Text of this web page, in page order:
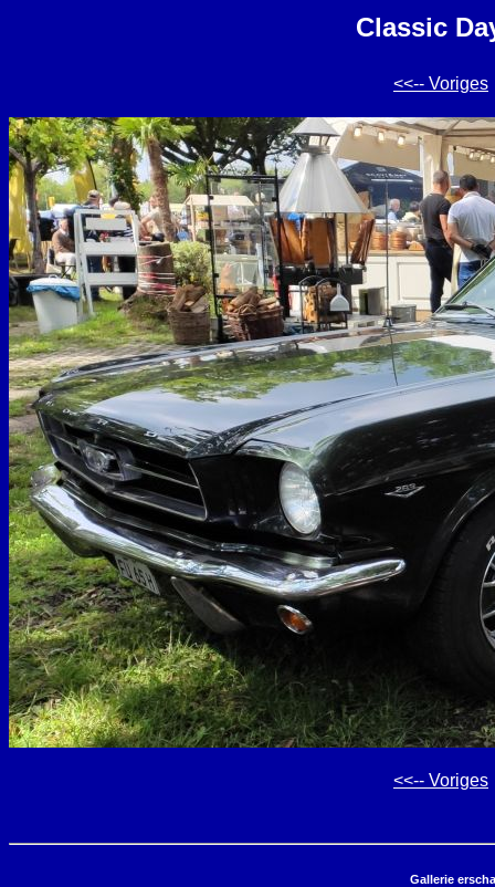
Classic
<<-- Voriges
<<-- Voriges
Gallerie